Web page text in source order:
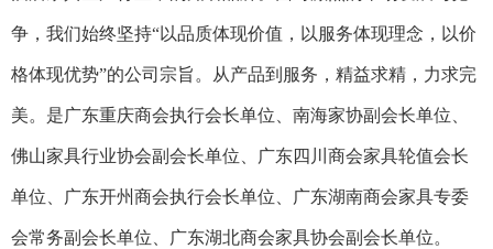
争，我们始终坚持“以品质体现价值，以服务体现理念，以价
格体现优势”的公司宗旨。从产品到服务，精益求精，力求完
美。是广东重庆商会执行会长单位、南海家协副会长单位、
佛山家具行业协会副会长单位、广东四川商会家具轮值会长
单位、广东开州商会执行会长单位、广东湖南商会家具专委
会常务副会长单位、广东湖北商会家具协会副会长单位。